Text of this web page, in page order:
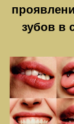
зубов в